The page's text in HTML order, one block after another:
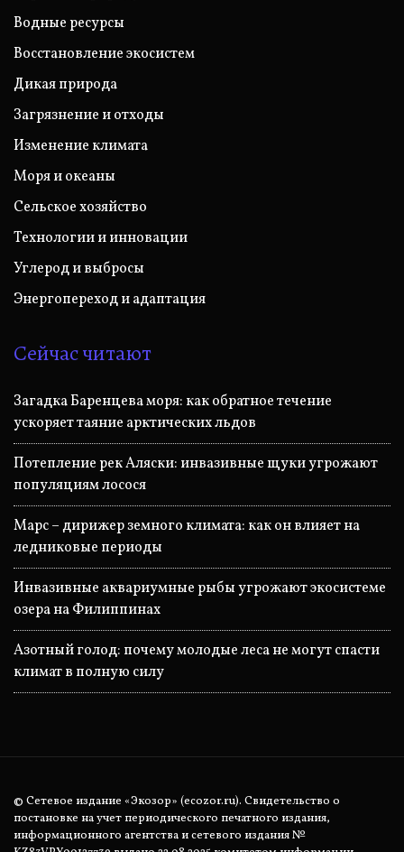
Водные ресурсы
Восстановление экосистем
Дикая природа
Загрязнение и отходы
Изменение климата
Моря и океаны
Сельское хозяйство
Технологии и инновации
Углерод и выбросы
Энергопереход и адаптация
Сейчас читают
Загадка Баренцева моря: как обратное течение
ускоряет таяние арктических льдов
Потепление рек Аляски: инвазивные щуки угрожают
популяциям лосося
Марс – дирижер земного климата: как он влияет на
ледниковые периоды
Инвазивные аквариумные рыбы угрожают экосистеме
озера на Филиппинах
Азотный голод: почему молодые леса не могут спасти
климат в полную силу
© Сетевое издание «Экозор» (ecozor.ru). Свидетельство о
постановке на учет периодического печатного издания,
информационного агентства и сетевого издания №